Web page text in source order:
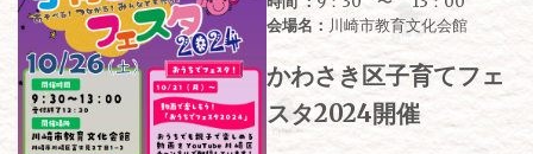
会場名： 川崎市教育文化会館
かわさき区子育てフェ
スタ2024開催